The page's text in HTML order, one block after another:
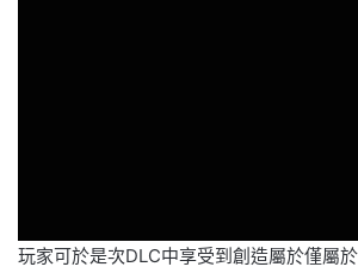
玩家可於是次DLC中享受到創造屬於僅屬